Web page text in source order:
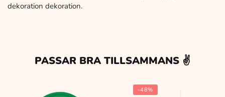
dekoration dekoration.
PASSAR BRA TILLSAMMANS ✌️
-48%